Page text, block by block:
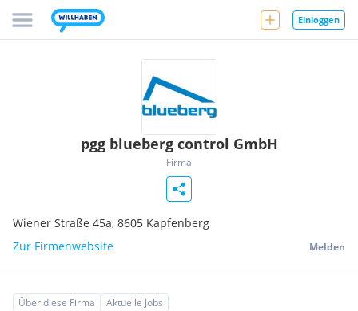
Einloggen
pgg blueberg control GmbH
Firma
Wiener Straße 45a, 8605 Kapfenberg
Zur Firmenwebsite
Melden
Über diese Firma Aktuelle Jobs